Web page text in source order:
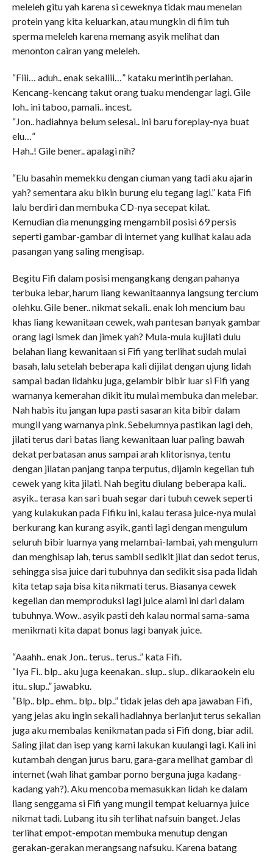
meleleh gitu yah karena si ceweknya tidak mau menelan
protein yang kita keluarkan, atau mungkin di film tuh
sperma meleleh karena memang asyik melihat dan
menonton cairan yang meleleh.
“Fiii… aduh.. enak sekaliii…” kataku merintih perlahan.
Kencang-kencang takut orang tuaku mendengar lagi. Gile
loh.. ini taboo, pamali.. incest.
“Jon.. hadiahnya belum selesai.. ini baru foreplay-nya buat
elu…”
Hah..! Gile bener.. apalagi nih?
“Elu basahin memekku dengan ciuman yang tadi aku ajarin
yah? sementara aku bikin burung elu tegang lagi.” kata Fifi
lalu berdiri dan membuka CD-nya secepat kilat.
Kemudian dia menungging mengambil posisi 69 persis
seperti gambar-gambar di internet yang kulihat kalau ada
pasangan yang saling mengisap.
Begitu Fifi dalam posisi mengangkang dengan pahanya
terbuka lebar, harum liang kewanitaannya langsung tercium
olehku. Gile bener.. nikmat sekali.. enak loh mencium bau
khas liang kewanitaan cewek, wah pantesan banyak gambar
orang lagi ismek dan jimek yah? Mula-mula kujilati dulu
belahan liang kewanitaan si Fifi yang terlihat sudah mulai
basah, lalu setelah beberapa kali dijilat dengan ujung lidah
sampai badan lidahku juga, gelambir bibir luar si Fifi yang
warnanya kemerahan dikit itu mulai membuka dan melebar.
Nah habis itu jangan lupa pasti sasaran kita bibir dalam
mungil yang warnanya pink. Sebelumnya pastikan lagi deh,
jilati terus dari batas liang kewanitaan luar paling bawah
dekat perbatasan anus sampai arah klitorisnya, tentu
dengan jilatan panjang tanpa terputus, dijamin kegelian tuh
cewek yang kita jilati. Nah begitu diulang beberapa kali..
asyik.. terasa kan sari buah segar dari tubuh cewek seperti
yang kulakukan pada Fifiku ini, kalau terasa juice-nya mulai
berkurang kan kurang asyik, ganti lagi dengan mengulum
seluruh bibir luarnya yang melambai-lambai, yah mengulum
dan menghisap lah, terus sambil sedikit jilat dan sedot terus,
sehingga sisa juice dari tubuhnya dan sedikit sisa pada lidah
kita tetap saja bisa kita nikmati terus. Biasanya cewek
kegelian dan memproduksi lagi juice alami ini dari dalam
tubuhnya. Wow.. asyik pasti deh kalau normal sama-sama
menikmati kita dapat bonus lagi banyak juice.
“Aaahh.. enak Jon.. terus.. terus..” kata Fifi.
“Iya Fi.. blp.. aku juga keenakan.. slup.. slup.. dikaraokein elu
itu.. slup..” jawabku.
“Blp.. blp.. ehm.. blp.. blp..” tidak jelas deh apa jawaban Fifi,
yang jelas aku ingin sekali hadiahnya berlanjut terus sekalian
juga aku membalas kenikmatan pada si Fifi dong, biar adil.
Saling jilat dan isep yang kami lakukan kuulangi lagi. Kali ini
kutambah dengan jurus baru, gara-gara melihat gambar di
internet (wah lihat gambar porno berguna juga kadang-
kadang yah?). Aku mencoba memasukkan lidah ke dalam
liang senggama si Fifi yang mungil tempat keluarnya juice
nikmat tadi. Lubang itu sih terlihat nafsuin banget. Jelas
terlihat empot-empotan membuka menutup dengan
gerakan-gerakan merangsang nafsuku. Karena batang